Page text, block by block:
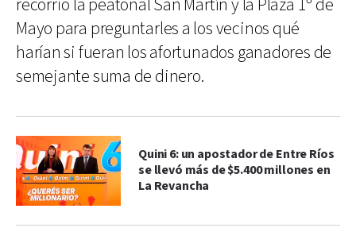
recorrió la peatonal San Martín y la Plaza 1º de
Mayo para preguntarles a los vecinos qué
harían si fueran los afortunados ganadores de
semejante suma de dinero.
Quini 6: un apostador de Entre Ríos
se llevó más de $5.400 millones en
La Revancha